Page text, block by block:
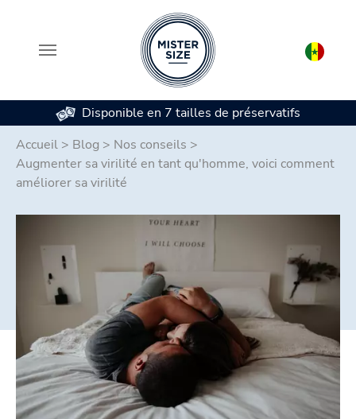
Disponible en 7 tailles de préservatifs
Accueil > Blog > Nos conseils >
Augmenter sa virilité en tant qu'homme, voici comment
améliorer sa virilité